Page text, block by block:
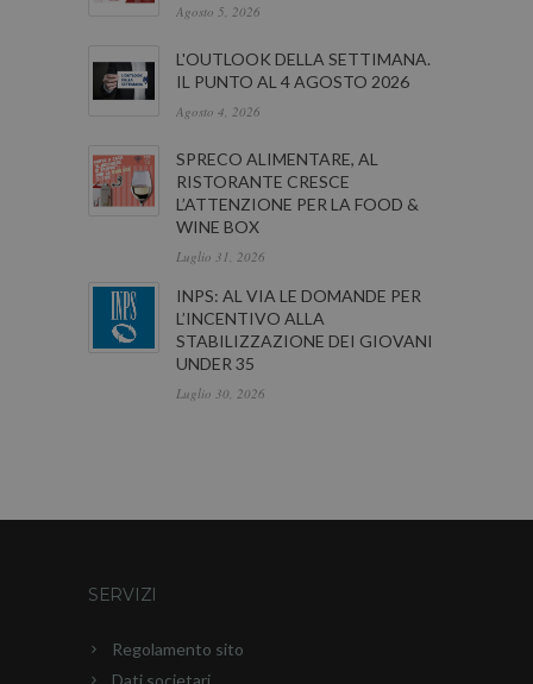
Agosto 5, 2026
L'OUTLOOK DELLA SETTIMANA.
IL PUNTO AL 4 AGOSTO 2026
Agosto 4, 2026
SPRECO ALIMENTARE, AL
RISTORANTE CRESCE
L’ATTENZIONE PER LA FOOD &
WINE BOX
Luglio 31, 2026
INPS: AL VIA LE DOMANDE PER
L’INCENTIVO ALLA
STABILIZZAZIONE DEI GIOVANI
UNDER 35
Luglio 30, 2026
SERVIZI
Regolamento sito
Dati societari